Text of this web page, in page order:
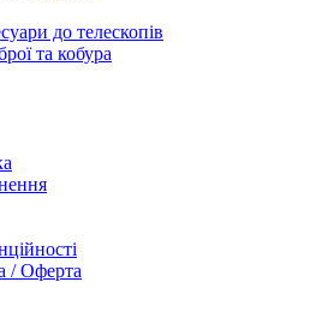
до телескопів
та кобура
/ Оферта